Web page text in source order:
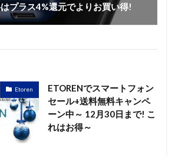
プラス4%還元でよりお買い得!
Etoren
ETORENでスマートフォン
セール+送料無料キャンペ
ーン中～ 12月30日まで! こ
れはお得～